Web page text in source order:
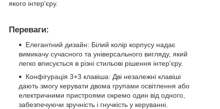
якого інтер'єру.
Переваги:
Елегантний дизайн: Білий колір корпусу надає
вимикачу сучасного та універсального вигляду, який
легко вписується в різні стильові рішення інтер'єру.
Конфігурація 3+3 клавіша: Дві незалежні клавіші
дають змогу керувати двома групами освітлення або
електричними пристроями окремо один від одного,
забезпечуючи зручність і гнучкість у керуванні.